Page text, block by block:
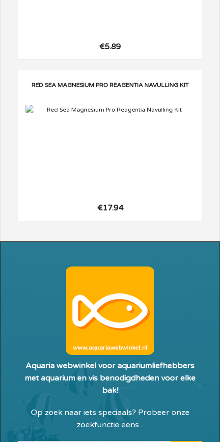
€5.89
RED SEA MAGNESIUM PRO REAGENTIA NAVULLING KIT
€17.94
Aquaria webwinkel voor aquariumliefhebbers
met aquarium en vis benodigdheden voor elke
bak!
Op zoek naar iets speciaals? Probeer onze
zoekfunctie eens...